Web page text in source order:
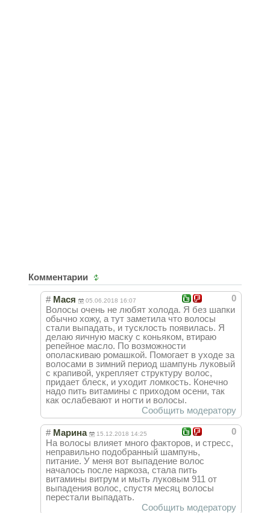
Комментарии
0
# Мася 05.06.2018 16:07
Волосы очень не любят холода. Я без шапки
обычно хожу, а тут заметила что волосы
стали выпадать, и тусклость появилась. Я
делаю яичную маску с коньяком, втираю
репейное масло. По возможности
ополаскиваю ромашкой. Помогает в уходе за
волосами в зимний период шампунь луковый
с крапивой, укрепляет структуру волос,
придает блеск, и уходит ломкость. Конечно
надо пить витамины с приходом осени, так
как ослабевают и ногти и волосы.
Сообщить модератору
0
# Марина 15.12.2018 14:25
На волосы влияет много факторов, и стресс,
неправильно подобранный шампунь,
питание. У меня вот выпадение волос
началось после наркоза, стала пить
витамины витрум и мыть луковым 911 от
выпадения волос, спустя месяц волосы
перестали выпадать.
Сообщить модератору